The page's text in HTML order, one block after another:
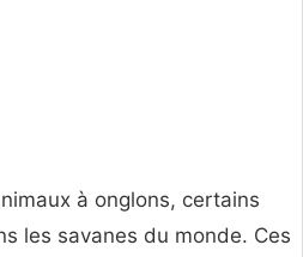
à onglons, certains
les savanes du monde. Ces